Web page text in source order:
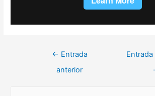
Navegación
← Entrada
anterior